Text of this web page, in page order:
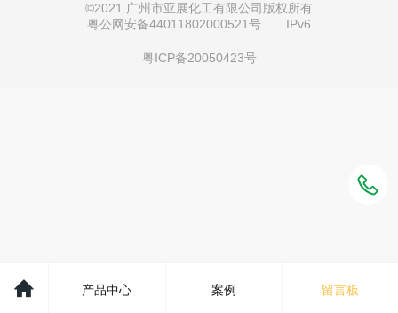
©2021 广州市亚展化工有限公司版权所有
粤公网安备44011802000521号 IPv6
粤ICP备20050423号
产品中心 案例 留言板